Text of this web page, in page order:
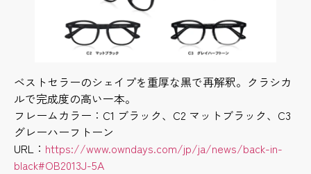
ベストセラーのシェイプを重厚な黒で再解釈。クラシカ
ルで完成度の高い一本。
フレームカラー：C1 ブラック、C2 マットブラック、C3
グレーハーフトーン
URL： https://www.owndays.com/jp/ja/news/back-in-
black#OB2013J-5A